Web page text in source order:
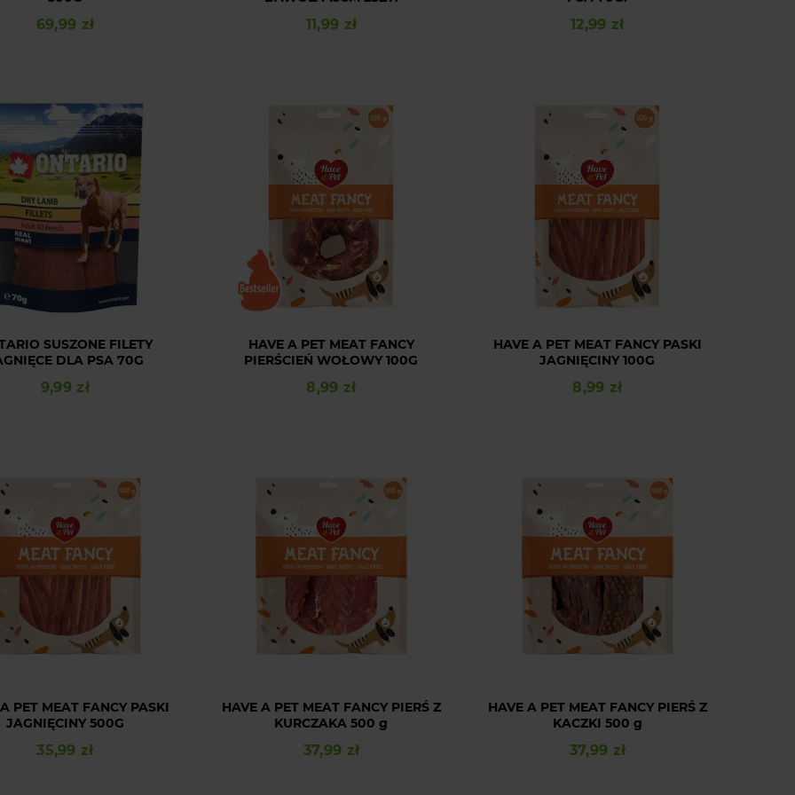
Cena
69,99 zł
Cena
11,99 zł
Cena
12,99 zł
SUSZONE FILETY
DLA PSA 70G
Cena
9,99 zł
HAVE A PET MEAT FANCY
PIERŚCIEŃ WOŁOWY 100G
Cena
8,99 zł
HAVE A PET MEAT FANCY PASKI
JAGNIĘCINY 100G
Cena
8,99 zł
PET MEAT FANCY PASKI
JAGNIĘCINY 500G
Cena
35,99 zł
HAVE A PET MEAT FANCY PIERŚ Z
KURCZAKA 500 g
Cena
37,99 zł
HAVE A PET MEAT FANCY PIERŚ Z
KACZKI 500 g
Cena
37,99 zł